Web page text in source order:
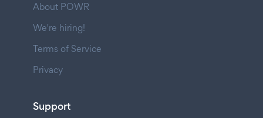
About POWR
We're hiring!
Terms of Service
Privacy
Support